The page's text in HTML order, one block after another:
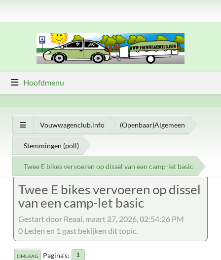
Hoofdmenu
Vouwwagenclub.info (Openbaar)Algemeen
Stemmingen (poll)
Twee E bikes vervoeren op dissel van een camp-let basic
Twee E bikes vervoeren op dissel
van een camp-let basic
Gestart door Reaal, maart 27, 2026, 02:54:26 PM
0 Leden en 1 gast bekijken dit topic.
OMLAAG Pagina's 1